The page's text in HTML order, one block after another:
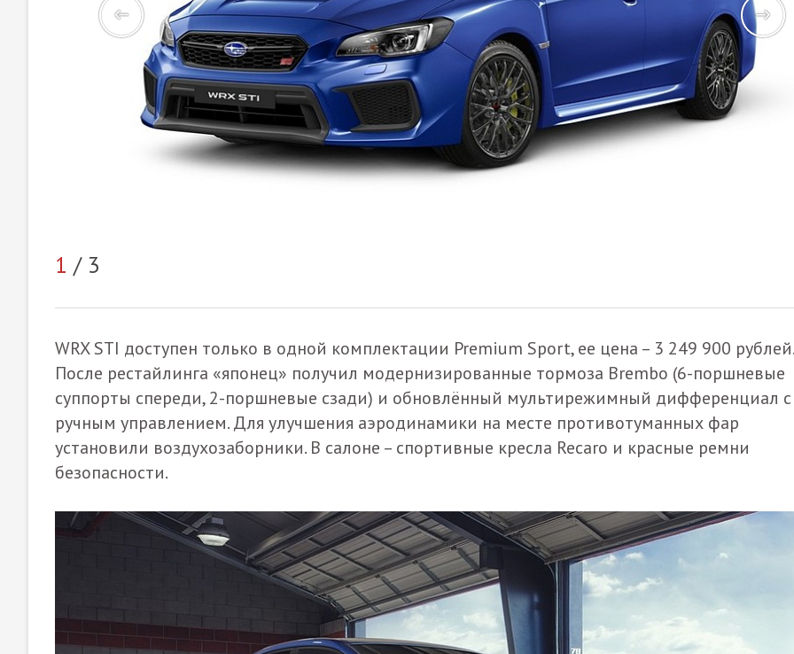
1 / 3
WRX STI доступен только в одной комплектации Premium Sport, ее цена – 3 249 900 рублей.
После рестайлинга «японец» получил модернизированные тормоза Brembo (6-поршневые
суппорты спереди, 2-поршневые сзади) и обновлённый мультирежимный дифференциал с
ручным управлением. Для улучшения аэродинамики на месте противотуманных фар
установили воздухозаборники. В салоне – спортивные кресла Recaro и красные ремни
безопасности.